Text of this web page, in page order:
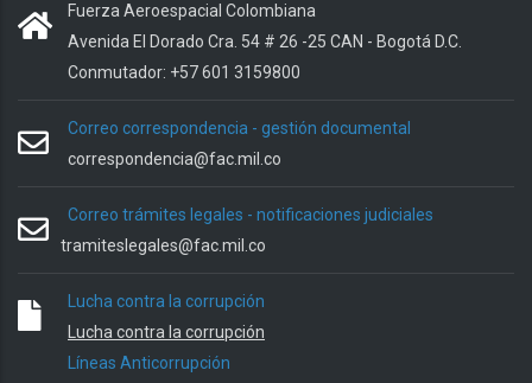
Fuerza Aeroespacial Colombiana
Avenida El Dorado Cra. 54 # 26 -25 CAN - Bogotá D.C.
Conmutador: +57 601 3159800
Correo correspondencia - gestión documental
correspondencia@fac.mil.co
Correo trámites legales - notificaciones judiciales
tramiteslegales@fac.mil.co
Lucha contra la corrupción
Lucha contra la corrupción
Líneas Anticorrupción